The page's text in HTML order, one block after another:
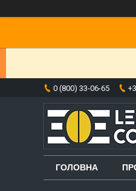
0 (800) 33-06-65
ГОЛОВНА